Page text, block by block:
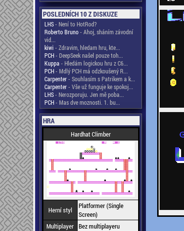
POSLEDNÍCH 10 Z DISKUZE
LHS- Není to HotRod?
Roberto Bruno- Ahoj, sháním závodní
vid...
kiwi - Zdravim, hledam hru, kte...
PCH- DeepSeek našel pouze toh...
Kuppa - Hledám logickou hru z C6...
PCH- Mdlý PCH má odzkoušený R...
Carpenter- Souhlasím s Patrikem a k...
Carpenter- Vše už funguje ke spokoj...
LHS- Nerozporuju. Jen mě poba...
PCH- Mas dve moznosti. 1. bu...
HRA
Hardhat Climber
Herní styl
Platformer (Single
Screen)
Multiplayer Bez multiplayeru